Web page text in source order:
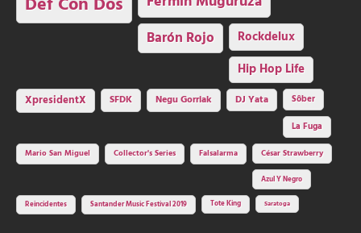
Barón Rojo Rockdelux
Hip Hop Life
XpresidentX SFDK Negu Gorriak DJ Yata
Sôber
La Fuga
Mario San Miguel
Collector's Series Falsalarma César Strawberry
Azul Y Negro
Reincidentes Santander Music Festival 2019 Tote King Saratoga